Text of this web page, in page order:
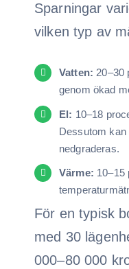
Sparningar
vilken typ av
Vatten: 20–30
genom ökad
El: 10–18
Dessutom kan
nedgraderas.
Värme: 10–15
För en typisk
med 30
000–80 000